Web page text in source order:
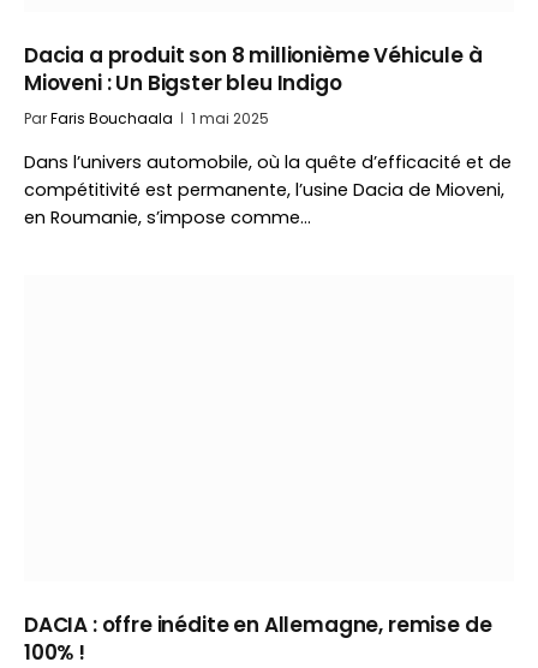
Dacia a produit son 8 millionième Véhicule à
Mioveni : Un Bigster bleu Indigo
ParFaris Bouchaala 1 mai 2025
Dans l’univers automobile, où la quête d’efficacité et de
compétitivité est permanente, l’usine Dacia de Mioveni,
en Roumanie, s’impose comme…
DACIA : offre inédite en Allemagne, remise de
100% !